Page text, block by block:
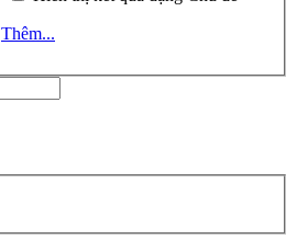
Thêm...